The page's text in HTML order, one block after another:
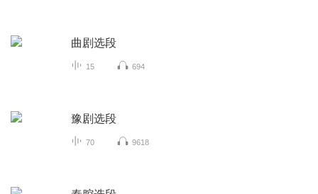
曲剧选段
15 694
豫剧选段
70 9618